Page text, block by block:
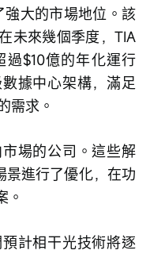
強大的市場地位。該
未來幾個季度，TIA
$10億的年化運行
據中心架構，滿足
需求。
場的公司。這些解
景進行了優化，在功
。
計相干光技術將逐